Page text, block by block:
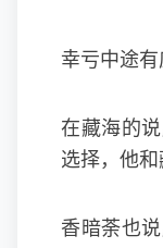
幸亏中途有
在藏海的
选择，他和
香暗荼也